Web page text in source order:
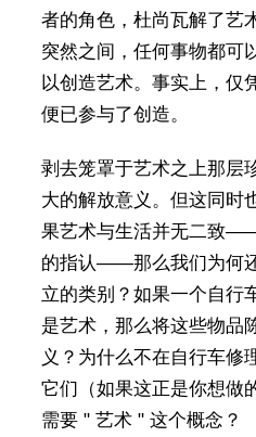
者的角色，杜尚瓦解了艺
突然之间，任何事物都可
以创造艺术。事实上，仅
便已参与了创造。
剥去笼罩于艺术之上那层
大的解放意义。但这同时
果艺术与生活并无二致
的指认——那么我们为何
立的类别？如果一个自行
是艺术，那么将这些物品
义？为什么不在自行车修
它们（如果这正是你想做
需要 " 艺术 " 这个概念？